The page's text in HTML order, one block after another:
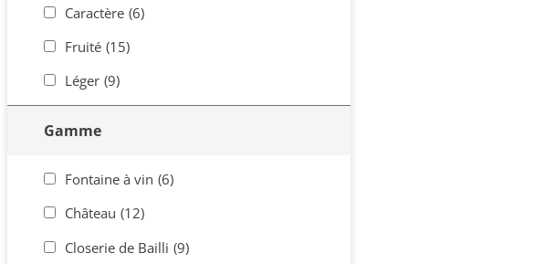
Caractère (6)
Fruité (15)
Léger (9)
Gamme
Fontaine à vin (6)
Château (12)
Closerie de Bailli (9)